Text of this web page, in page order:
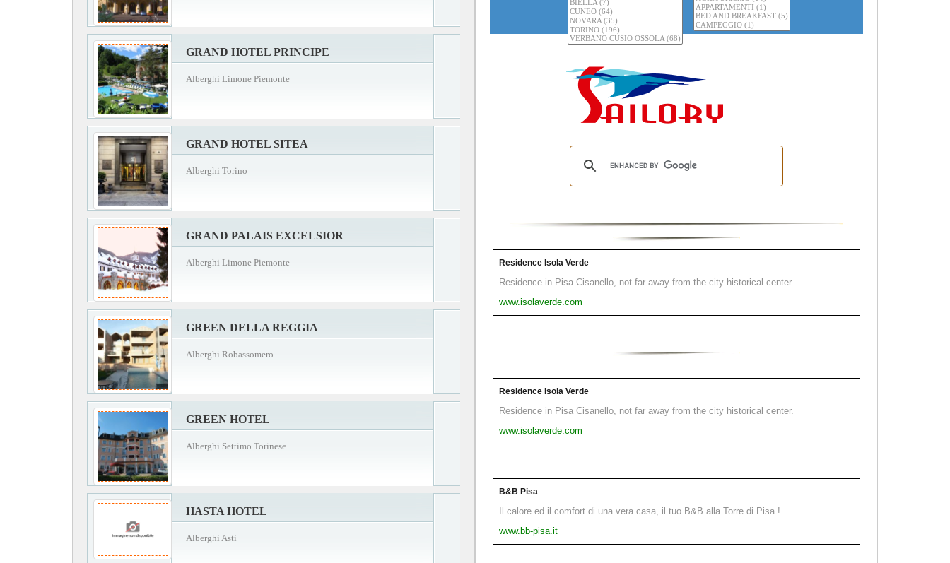
GRAND HOTEL PRINCIPE
Alberghi Limone Piemonte
GRAND HOTEL SITEA
Alberghi Torino
GRAND PALAIS EXCELSIOR
Alberghi Limone Piemonte
GREEN DELLA REGGIA
Alberghi Robassomero
GREEN HOTEL
Alberghi Settimo Torinese
HASTA HOTEL
Alberghi Asti
Residence Isola Verde
Residence in Pisa Cisanello, not far away from the city historical center.
www.isolaverde.com
Residence Isola Verde
Residence in Pisa Cisanello, not far away from the city historical center.
www.isolaverde.com
B&B Pisa
Il calore ed il comfort di una vera casa, il tuo B&B alla Torre di Pisa !
www.bb-pisa.it